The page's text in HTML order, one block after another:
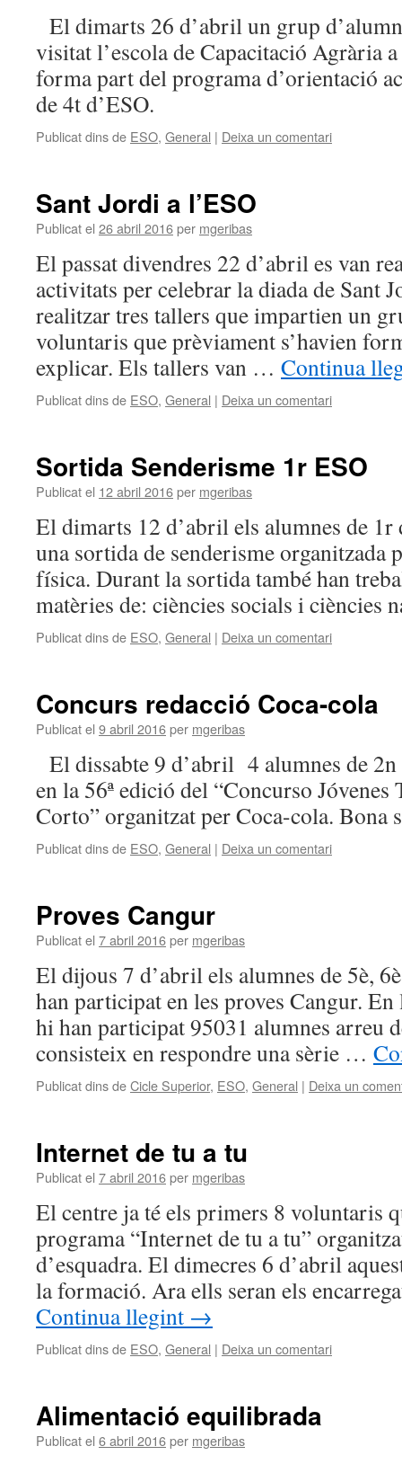
El dimarts 26 d’abril un grup
visitat l’escola de Capacitació Agrària
forma part del programa d’orientació
de 4t d’ESO.
Publicat dins de ESO, General | Deixa un comentari
Sant Jordi a l’ESO
Publicat el 26 abril 2016per mgeribas
El passat divendres 22 d’abril es van
activitats per celebrar la diada de Sant
realitzar tres tallers que impartien un
voluntaris que prèviament s’havien
explicar. Els tallers van … Continua
Publicat dins de ESO, General | Deixa un comentari
Sortida Senderisme 1r ESO
Publicat el 12 abril 2016per mgeribas
El dimarts 12 d’abril els alumnes de 1r
una sortida de senderisme organitzada
física. Durant la sortida també han
matèries de: ciències socials i ciències
Publicat dins de ESO, General | Deixa un comentari
Concurs redacció Coca-cola
Publicat el 9 abril 2016per mgeribas
El dissabte 9 d’abril 4 alumnes de
en la 56ª edició del “Concurso Jóvenes
Corto” organitzat per Coca-cola. Bona
Publicat dins de ESO, General | Deixa un comentari
Proves Cangur
Publicat el 7 abril 2016per mgeribas
El dijous 7 d’abril els alumnes de 5è,
han participat en les proves Cangur. En
hi han participat 95031 alumnes arreu
consisteix en respondre una sèrie …
Publicat dins deCicle Superior, ESO, General | Deixa un
Internet de tu a tu
Publicat el 7 abril 2016per mgeribas
El centre ja té els primers 8 voluntaris
programa “Internet de tu a tu”
d’esquadra. El dimecres 6 d’abril
la formació. Ara ells seran els
Continua llegint →
Publicat dins de ESO, General | Deixa un comentari
Alimentació equilibrada
Publicat el 6 abril 2016per mgeribas